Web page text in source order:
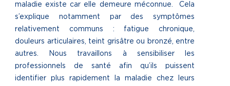
maladie existe car elle demeure méconnue. Cela
s’explique notamment par des symptômes
relativement communs : fatigue chronique,
douleurs articulaires, teint grisâtre ou bronzé, entre
autres. Nous travaillons à sensibiliser les
professionnels de santé afin qu’ils puissent
identifier plus rapidement la maladie chez leurs